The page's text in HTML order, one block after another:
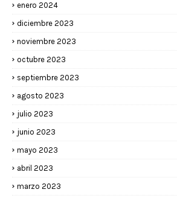
enero 2024
diciembre 2023
noviembre 2023
octubre 2023
septiembre 2023
agosto 2023
julio 2023
junio 2023
mayo 2023
abril 2023
marzo 2023